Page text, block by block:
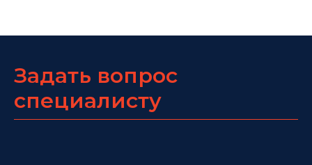
Задать вопрос
специалисту